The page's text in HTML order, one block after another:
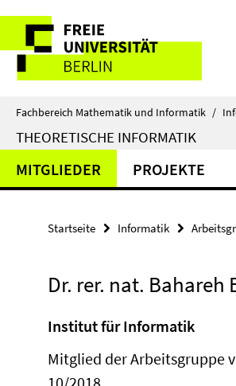
direkt
zu
Inhalt
Service-
Navigation
Fachbereich Mathematik und Informatik /
THEORETISCHE INFORMATIK
MITGLIEDER PROJEKTE
Startseite Informatik
Dr. rer. nat. Bahareh
Institut für Informatik
Mitglied der Arbeitsgruppe